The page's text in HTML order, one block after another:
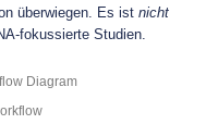
überwiegen. Es ist nicht
fokussierte Studien.